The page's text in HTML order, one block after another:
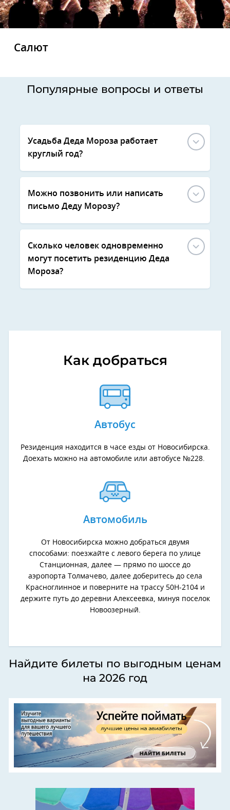
Салют
Популярные вопросы и ответы
Усадьба Деда Мороза работает
круглый год?
Можно позвонить или написать
письмо Деду Морозу?
Сколько человек одновременно
могут посетить резиденцию Деда
Мороза?
Как добраться
Автобус
Резиденция находится в часе езды от Новосибирска.
Доехать можно на автомобиле или автобусе №228.
Автомобиль
От Новосибирска можно добраться двумя
способами: поезжайте с левого берега по улице
Станционная, далее — прямо по шоссе до
аэропорта Толмачево, далее доберитесь до села
Красноглинное и поверните на трассу 50H-2104 и
держите путь до деревни Алексеевка, минуя поселок
Новоозерный.
Найдите билеты по выгодным ценам
на 2026 год